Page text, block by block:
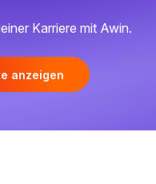
Karriere mit Awin.
anzeigen